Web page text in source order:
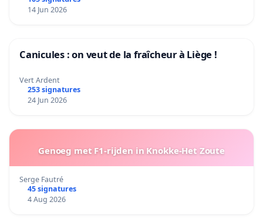
14 Jun 2026
Canicules : on veut de la fraîcheur à Liège !
Vert Ardent
253 signatures
24 Jun 2026
Genoeg met F1-rijden in Knokke-Het Zoute
Serge Fautré
45 signatures
4 Aug 2026